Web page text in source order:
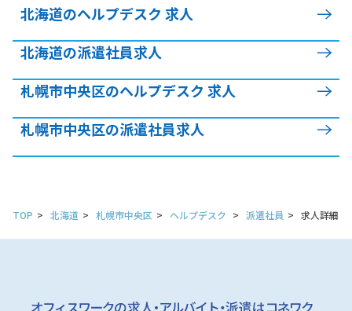
北海道のヘルプデスク 求人
北海道の派遣社員求人
札幌市中央区のヘルプデスク 求人
札幌市中央区の派遣社員求人
TOP 北海道 札幌市中央区 ヘルプデスク 派遣社員 求人詳細